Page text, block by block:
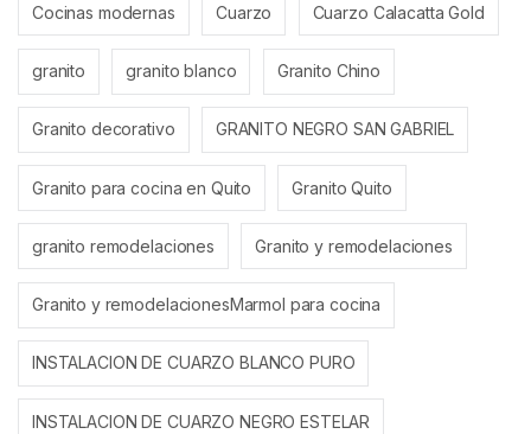
Cocinas modernas Cuarzo Cuarzo Calacatta Gold
granito granito blanco Granito Chino
Granito decorativo GRANITO NEGRO SAN GABRIEL
Granito para cocina en Quito Granito Quito
granito remodelaciones Granito y remodelaciones
Granito y remodelacionesMarmol para cocina
INSTALACION DE CUARZO BLANCO PURO
INSTALACION DE CUARZO NEGRO ESTELAR